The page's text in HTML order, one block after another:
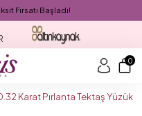
Fırsatı Başladı!
0
Karat Pırlanta Tektaş Yüzük